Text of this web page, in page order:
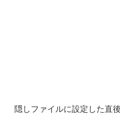
隠しファイルに設定した直